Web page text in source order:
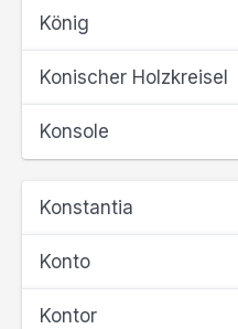
König
Konischer Holzkreisel
Konsole
Konstantia
Konto
Kontor